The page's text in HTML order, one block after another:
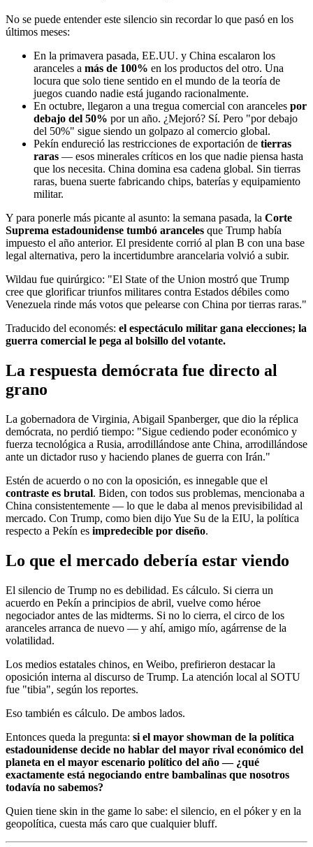
No se puede entender este silencio sin recordar lo que pasó en los
últimos meses:
En la primavera pasada, EE.UU. y China escalaron los
aranceles a más de 100% en los productos del otro. Una
locura que solo tiene sentido en el mundo de la teoría de
juegos cuando nadie está jugando racionalmente.
En octubre, llegaron a una tregua comercial con aranceles por
debajo del 50% por un año. ¿Mejoró? Sí. Pero "por debajo
del 50%" sigue siendo un golpazo al comercio global.
Pekín endureció las restricciones de exportación de tierras
raras — esos minerales críticos en los que nadie piensa hasta
que los necesita. China domina esa cadena global. Sin tierras
raras, buena suerte fabricando chips, baterías y equipamiento
militar.
Y para ponerle más picante al asunto: la semana pasada, la Corte
Suprema estadounidense tumbó aranceles que Trump había
impuesto el año anterior. El presidente corrió al plan B con una base
legal alternativa, pero la incertidumbre arancelaria volvió a subir.
Wildau fue quirúrgico: "El State of the Union mostró que Trump
cree que glorificar triunfos militares contra Estados débiles como
Venezuela rinde más votos que pelearse con China por tierras raras."
Traducido del economés: el espectáculo militar gana elecciones; la
guerra comercial le pega al bolsillo del votante.
La respuesta demócrata fue directo al
grano
La gobernadora de Virginia, Abigail Spanberger, que dio la réplica
demócrata, no perdió tiempo: "Sigue cediendo poder económico y
fuerza tecnológica a Rusia, arrodillándose ante China, arrodillándose
ante un dictador ruso y haciendo planes de guerra con Irán."
Estén de acuerdo o no con la oposición, es innegable que el
contraste es brutal. Biden, con todos sus problemas, mencionaba a
China consistentemente — lo que le daba al menos previsibilidad al
mercado. Con Trump, como bien dijo Yue Su de la EIU, la política
respecto a Pekín es impredecible por diseño.
Lo que el mercado debería estar viendo
El silencio de Trump no es debilidad. Es cálculo. Si cierra un
acuerdo en Pekín a principios de abril, vuelve como héroe
negociador antes de las midterms. Si no lo cierra, el circo de los
aranceles arranca de nuevo — y ahí, amigo mío, agárrense de la
volatilidad.
Los medios estatales chinos, en Weibo, prefirieron destacar la
oposición interna al discurso de Trump. La atención local al SOTU
fue "tibia", según los reportes.
Eso también es cálculo. De ambos lados.
Entonces queda la pregunta: si el mayor showman de la política
estadounidense decide no hablar del mayor rival económico del
planeta en el mayor escenario político del año — ¿qué
exactamente está negociando entre bambalinas que nosotros
todavía no sabemos?
Quien tiene skin in the game lo sabe: el silencio, en el póker y en la
geopolítica, cuesta más caro que cualquier bluff.